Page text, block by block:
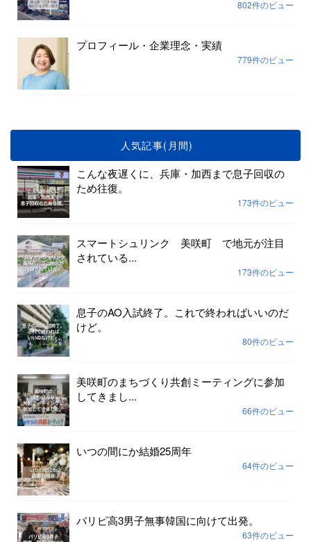
802件のビュー
プロフィール・企業理念・実績
779件のビュー
人気記事(月間)
こんな夜遅くに、兵庫・加西まで息子回収の
ため往復。
173件のビュー
スマートシュリンク 美咲町 で地元が注目
されている...
173件のビュー
息子のAO入試終了。これで終わればいいのだ
けど。
80件のビュー
美咲町のまちづくり共創ミーティングに参加
してきまし...
66件のビュー
いつの間にか結婚25周年
64件のビュー
パリピ高3男子無事韓国に向けて出発。
63件のビュー